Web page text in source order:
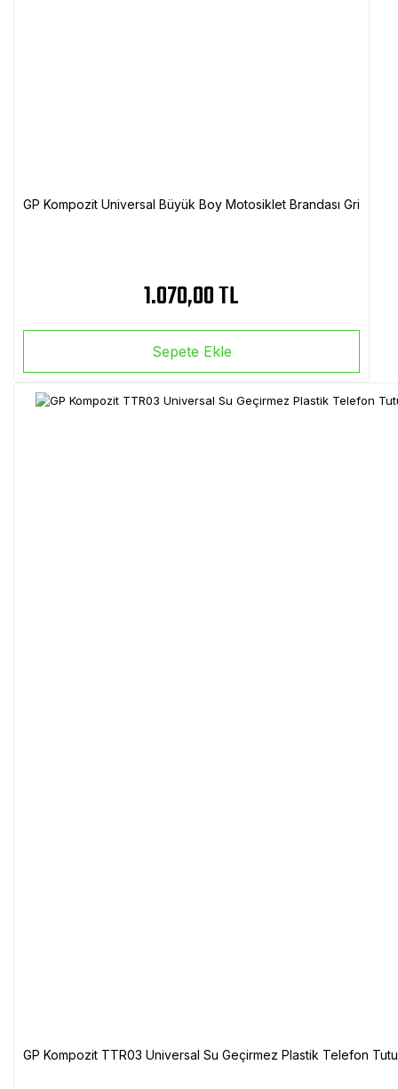
GP Kompozit Universal Büyük Boy Motosiklet Brandası Gri
1.070,00 TL
Sepete Ekle
GP Kompozit TTR03 Universal Su Geçirmez Plastik Telefon